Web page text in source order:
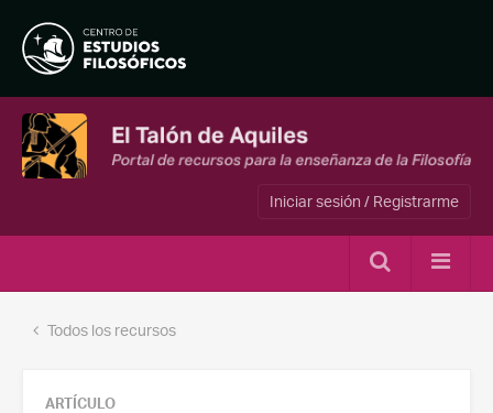
Iniciar sesión / Registrarme
Todos los recursos
ARTÍCULO